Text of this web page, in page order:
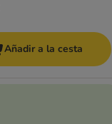
Añadir a la cesta